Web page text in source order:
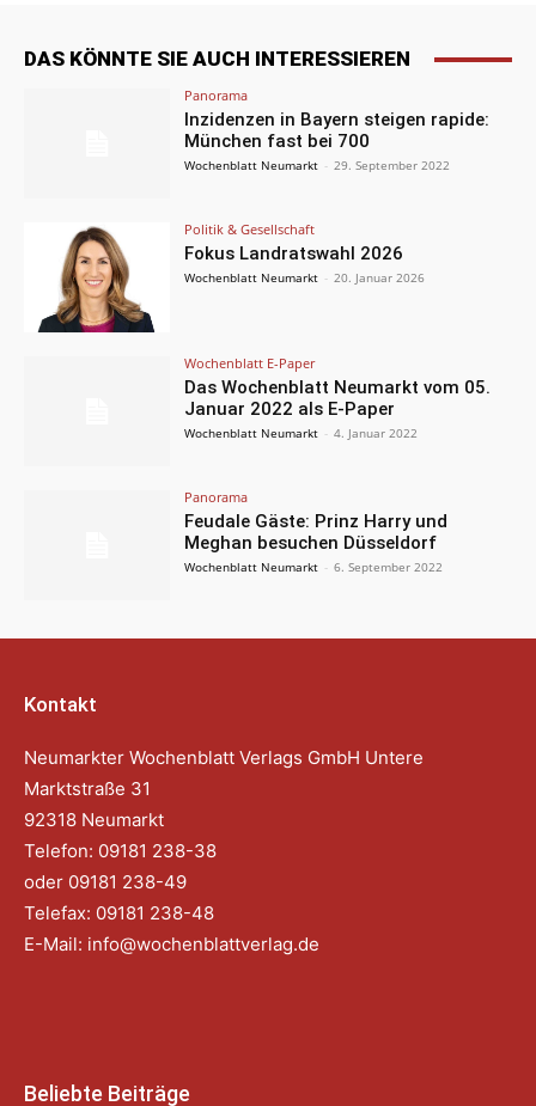
DAS KÖNNTE SIE AUCH INTERESSIEREN
Panorama
Inzidenzen in Bayern steigen rapide:
München fast bei 700
Wochenblatt Neumarkt - 29. September 2022
Politik & Gesellschaft
Fokus Landratswahl 2026
Wochenblatt Neumarkt - 20. Januar 2026
Wochenblatt E-Paper
Das Wochenblatt Neumarkt vom 05.
Januar 2022 als E-Paper
Wochenblatt Neumarkt - 4. Januar 2022
Panorama
Feudale Gäste: Prinz Harry und
Meghan besuchen Düsseldorf
Wochenblatt Neumarkt - 6. September 2022
Kontakt
Neumarkter Wochenblatt Verlags GmbH Untere
Marktstraße 31
92318 Neumarkt
Telefon: 09181 238-38
oder 09181 238-49
Telefax: 09181 238-48
E-Mail: info@wochenblattverlag.de
Beliebte Beiträge